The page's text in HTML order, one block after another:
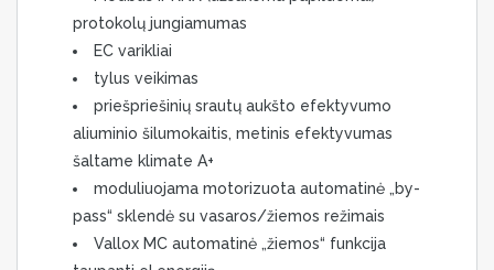
protokolų jungiamumas
EC varikliai
tylus veikimas
priešpriešinių srautų aukšto efektyvumo
aliuminio šilumokaitis, metinis efektyvumas
šaltame klimate A+
moduliuojama motorizuota automatinė „by-
pass“ sklendė su vasaros/žiemos režimais
Vallox MC automatinė „žiemos“ funkcija